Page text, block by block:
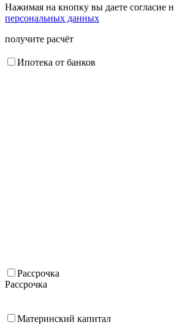
Нажимая на кнопку вы даете согласие
персональных данных
получите расчёт
Ипотека от банков
Рассрочка
Рассрочка
Материнский капитал